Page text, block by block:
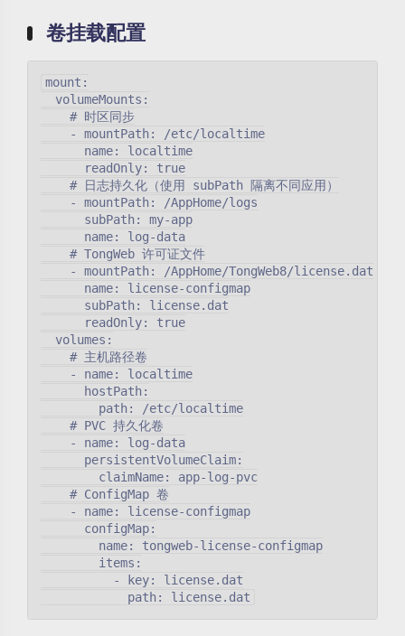
卷挂载配置
mount:
  volumeMounts:
    # 时区同步
    - mountPath: /etc/localtime
      name: localtime
      readOnly: true
    # 日志持久化（使用 subPath 隔离不同应用）
    - mountPath: /AppHome/logs
      subPath: my-app
      name: log-data
    # TongWeb 许可证文件
    - mountPath: /AppHome/TongWeb8/license.dat
      name: license-configmap
      subPath: license.dat
      readOnly: true
  volumes:
    # 主机路径卷
    - name: localtime
      hostPath:
        path: /etc/localtime
    # PVC 持久化卷
    - name: log-data
      persistentVolumeClaim:
        claimName: app-log-pvc
    # ConfigMap 卷
    - name: license-configmap
      configMap:
        name: tongweb-license-configmap
        items:
          - key: license.dat